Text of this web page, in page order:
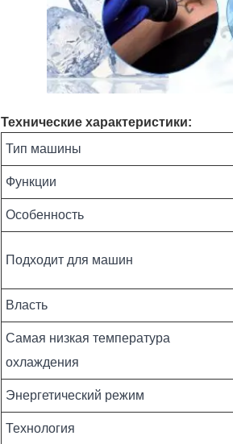
Технические характеристики:
Тип машины
Функции
Особенность
Подходит для машин
Власть
Самая низкая температура
охлаждения
Энергетический режим
Технология